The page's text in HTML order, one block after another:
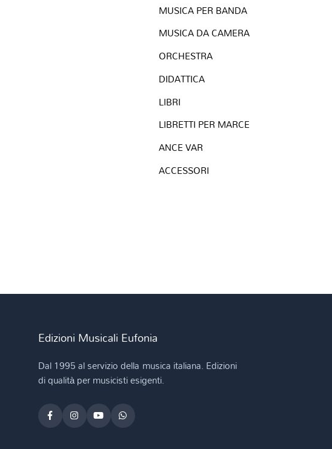
QR base
QR esecuzione
MUSICA PER BANDA
MUSICA DA CAMERA
ORCHESTRA
DIDATTICA
LIBRI
LIBRETTI PER MARCE
ANCE VAR
ACCESSORI
Edizioni Musicali Eufonia
Dal 1995 al servizio della musica italiana. Edizioni
di qualità per musicisti esigenti.